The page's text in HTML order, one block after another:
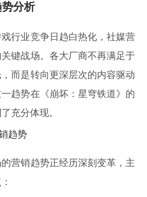
分析
行业竞争日趋白热化，社媒营
键战场。各大厂商不再满足于
而是转向更深层次的内容驱动
趋势在《崩坏：星穹铁道》的
充分体现。
趋势
营销趋势正经历深刻变革，主